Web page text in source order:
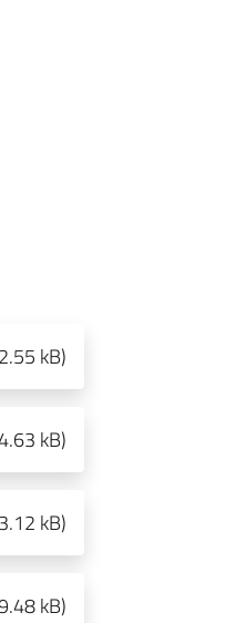
kB)
kB)
kB)
kB)